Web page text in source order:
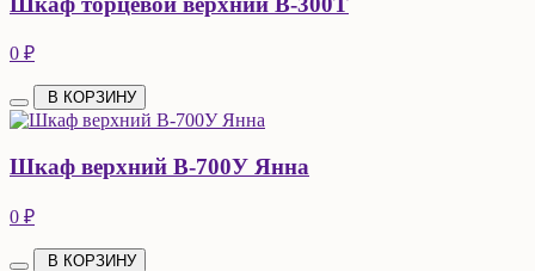
0 ₽
В КОРЗИНУ
Шкаф верхний В-700У Янна
0 ₽
В КОРЗИНУ